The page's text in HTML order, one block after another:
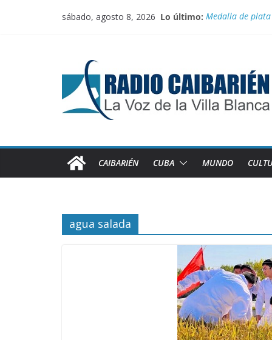
sábado, agosto 8, 2026 Lo último: Medalla de plata
CAIBARIÉN CUBA MUNDO
agua salada